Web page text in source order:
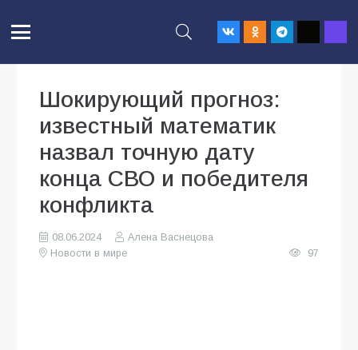
Шокирующий прогноз:
известный математик
назвал точную дату
конца СВО и победителя
конфликта
08.06.2024
Алена Васнецова
Новости в мире
97